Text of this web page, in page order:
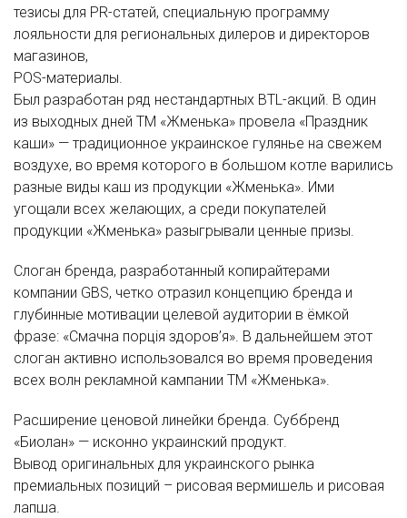
тезисы для PR-статей, специальную программу
лояльности для региональных дилеров и директоров
магазинов,
POS-материалы.
Был разработан ряд нестандартных BTL-акций. В один
из выходных дней ТМ «Жменька» провела «Праздник
каши» — традиционное украинское гулянье на свежем
воздухе, во время которого в большом котле варились
разные виды каш из продукции «Жменька». Ими
угощали всех желающих, а среди покупателей
продукции «Жменька» разыгрывали ценные призы.
Слоган бренда, разработанный копирайтерами
компании GBS, четко отразил концепцию бренда и
глубинные мотивации целевой аудитории в ёмкой
фразе: «Смачна порція здоров’я». В дальнейшем этот
слоган активно использовался во время проведения
всех волн рекламной кампании ТМ «Жменька».
Расширение ценовой линейки бренда. Суббренд
«Биолан» — исконно украинский продукт.
Вывод оригинальных для украинского рынка
премиальных позиций – рисовая вермишель и рисовая
лапша.